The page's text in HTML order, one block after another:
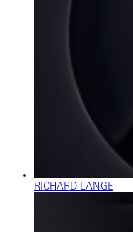
RICHARD LANGE